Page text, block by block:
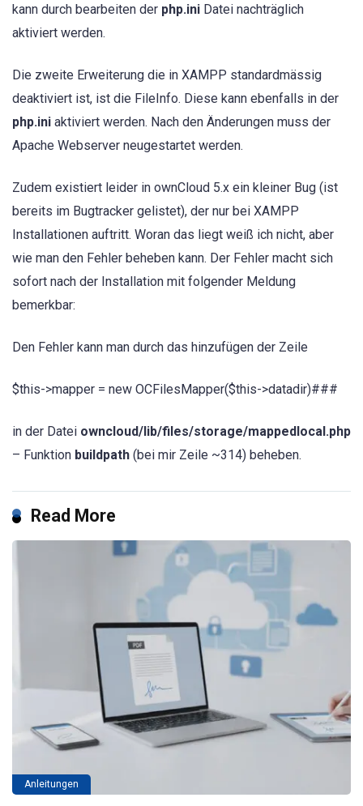
kann durch bearbeiten der php.ini Datei nachträglich
aktiviert werden.
Die zweite Erweiterung die in XAMPP standardmässig
deaktiviert ist, ist die FileInfo. Diese kann ebenfalls in der
php.ini aktiviert werden. Nach den Änderungen muss der
Apache Webserver neugestartet werden.
Zudem existiert leider in ownCloud 5.x ein kleiner Bug (ist
bereits im Bugtracker gelistet), der nur bei XAMPP
Installationen auftritt. Woran das liegt weiß ich nicht, aber
wie man den Fehler beheben kann. Der Fehler macht sich
sofort nach der Installation mit folgender Meldung
bemerkbar:
Den Fehler kann man durch das hinzufügen der Zeile
$this->mapper = new OCFilesMapper($this->datadir)###
in der Datei owncloud/lib/files/storage/mappedlocal.php
– Funktion buildpath (bei mir Zeile ~314) beheben.
Read More
Anleitungen